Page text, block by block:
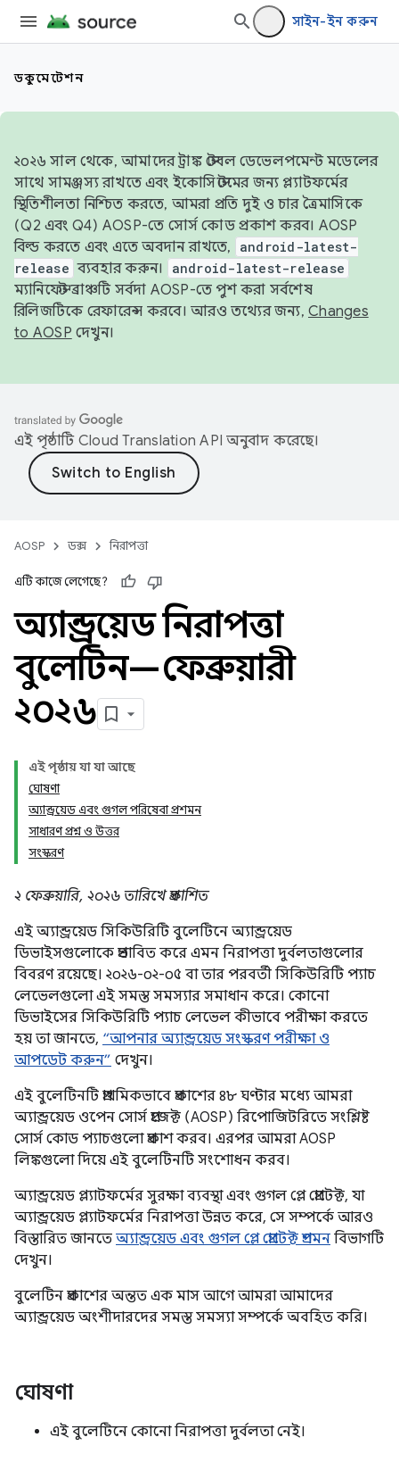
সাইন-ইন করুন
ডকুমেন্টেশন
২০২৬ সাল থেকে, আমাদের ট্রাঙ্ক স্টেবল ডেভেলপমেন্ট মডেলের
সাথে সামঞ্জস্য রাখতে এবং ইকোসিস্টেমের জন্য প্ল্যাটফর্মের
স্থিতিশীলতা নিশ্চিত করতে, আমরা প্রতি দুই ও চার ত্রৈমাসিকে
(Q2 এবং Q4) AOSP-তে সোর্স কোড প্রকাশ করব। AOSP
বিল্ড করতে এবং এতে অবদান রাখতে,
android-latest-
release ব্যবহার করুন। android-latest-release
ম্যানিফেস্ট ব্রাঞ্চটি সর্বদা AOSP-তে পুশ করা সর্বশেষ
রিলিজটিকে রেফারেন্স করবে। আরও তথ্যের জন্য, Changes
to AOSP দেখুন।
এই পৃষ্ঠাটি Cloud Translation API অনুবাদ করেছে।
AOSP ডক্স নিরাপত্তা
এটি কাজে লেগেছে?
অ্যান্ড্রয়েড নিরাপত্তা
বুলেটিন—ফেব্রুয়ারী
২০২৬
এই পৃষ্ঠায় যা যা আছে
ঘোষণা
অ্যান্ড্রয়েড এবং গুগল পরিষেবা প্রশমন
সাধারণ প্রশ্ন ও উত্তর
সংস্করণ
২ ফেব্রুয়ারি, ২০২৬ তারিখে প্রকাশিত
এই অ্যান্ড্রয়েড সিকিউরিটি বুলেটিনে অ্যান্ড্রয়েড
ডিভাইসগুলোকে প্রভাবিত করে এমন নিরাপত্তা দুর্বলতাগুলোর
বিবরণ রয়েছে। ২০২৬-০২-০৫ বা তার পরবর্তী সিকিউরিটি প্যাচ
লেভেলগুলো এই সমস্ত সমস্যার সমাধান করে। কোনো
ডিভাইসের সিকিউরিটি প্যাচ লেভেল কীভাবে পরীক্ষা করতে
হয় তা জানতে, “আপনার অ্যান্ড্রয়েড সংস্করণ পরীক্ষা ও
আপডেট করুন” দেখুন।
এই বুলেটিনটি প্রাথমিকভাবে প্রকাশের ৪৮ ঘণ্টার মধ্যে আমরা
অ্যান্ড্রয়েড ওপেন সোর্স প্রজেক্ট (AOSP) রিপোজিটরিতে সংশ্লিষ্ট
সোর্স কোড প্যাচগুলো প্রকাশ করব। এরপর আমরা AOSP
লিঙ্কগুলো দিয়ে এই বুলেটিনটি সংশোধন করব।
অ্যান্ড্রয়েড প্ল্যাটফর্মের সুরক্ষা ব্যবস্থা এবং গুগল প্লে প্রোটেক্ট, যা
অ্যান্ড্রয়েড প্ল্যাটফর্মের নিরাপত্তা উন্নত করে, সে সম্পর্কে আরও
বিস্তারিত জানতে অ্যান্ড্রয়েড এবং গুগল প্লে প্রোটেক্ট প্রশমন বিভাগটি
দেখুন।
বুলেটিন প্রকাশের অন্তত এক মাস আগে আমরা আমাদের
অ্যান্ড্রয়েড অংশীদারদের সমস্ত সমস্যা সম্পর্কে অবহিত করি।
ঘোষণা
এই বুলেটিনে কোনো নিরাপত্তা দুর্বলতা নেই।